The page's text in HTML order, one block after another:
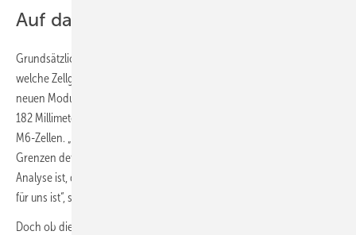
Auf das Zellwachstum vorbereiten
Grundsätzlich stehen die Modulhersteller derzeit vor der Frage,
welche Zellgröße sich mittelfristig durchsetzt. So nutzt Longi für die
neuen Module Solarzellen der Größe M10 mit einer Kantenlänge von
182 Millimeter. Der vorherige Standard waren 166 Millimeter große
M6-Zellen. „Wir haben die technologische Entwicklung und die
Grenzen detailliert und umfassend analysiert. Das Ergebnis dieser
Analyse ist, dass die 182-Millimeter-Zelle derzeit die passende Größe
für uns ist“, sagt Jian Cui.
Doch ob dies das Ende des Zellwachstums ist, steht nicht fest.